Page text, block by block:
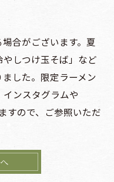
合がございます。夏
しつけ玉そば」など
した。限定ラーメン
ンスタグラムや
すので、ご参照いただ